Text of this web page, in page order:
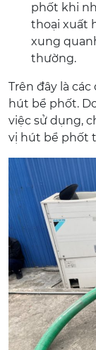
phốt khi
thoại xuất
xung
thường.
Trên đây là
hút bể phốt.
việc sử dụng,
vị hút bể phốt